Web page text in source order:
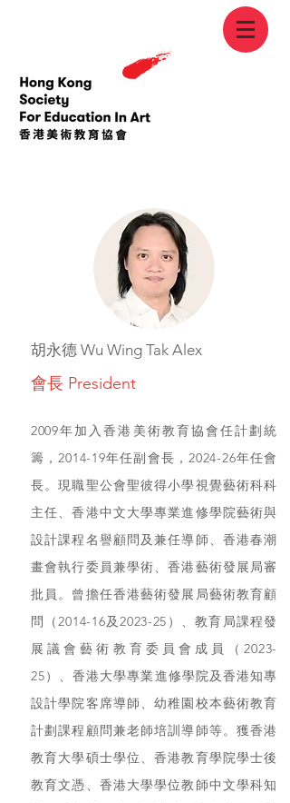
胡永德 Wu Wing Tak Alex
會長 President
2009年加入香港美術教育協會任計劃統
籌，2014-19年任副會長，2024-26年任會
長。現職聖公會聖彼得小學視覺藝術科科
主任、香港中文大學專業進修學院藝術與
設計課程名譽顧問及兼任導師、香港春潮
畫會執行委員兼學術、香港藝術發展局審
批員。曾擔任香港藝術發展局藝術教育顧
問（2014-16及2023-25）、教育局課程發
展議會藝術教育委員會成員（2023-
25）、香港大學專業進修學院及香港知專
設計學院客席導師、幼稚園校本藝術教育
計劃課程顧問兼老師培訓導師等。獲香港
教育大學碩士學位、香港教育學院學士後
教育文憑、香港大學學位教師中文學科知